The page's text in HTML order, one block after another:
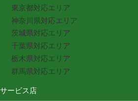
東京都対応エリア
神奈川県対応エリア
茨城県対応エリア
千葉県対応エリア
栃木県対応エリア
群馬県対応エリア
サービス店